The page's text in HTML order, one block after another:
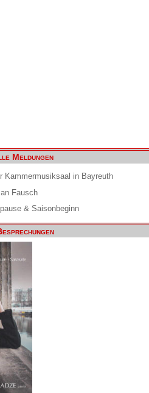
Meldungen
Kammermusiksaal in Bayreuth
Fausch
& Saisonbeginn